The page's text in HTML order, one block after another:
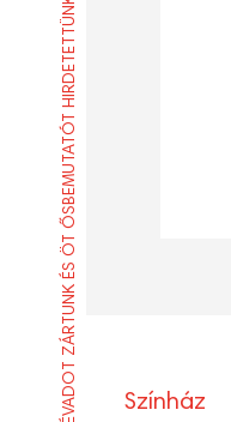
ÉVADOT ZÁRTUNK ÉS ÖT ŐSBEMUTATÓT HIRDETETTÜNK Színház